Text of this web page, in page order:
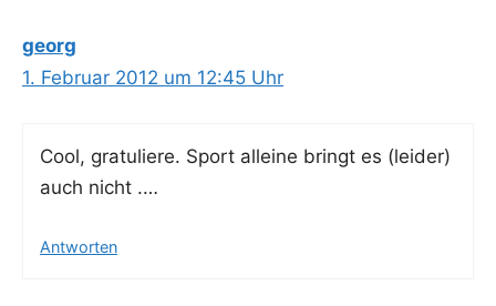
georg
1. Februar 2012 um 12:45 Uhr
Cool, gra­tu­lie­re. Sport allei­ne bringt es (lei­der)
auch nicht .…
Antworten